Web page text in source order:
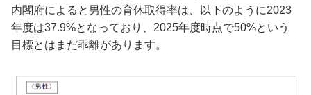
内閣府によると男性の育休取得率は、以下のように2023
年度は37.9%となっており、2025年度時点で50%という
目標とはまだ乖離があります。